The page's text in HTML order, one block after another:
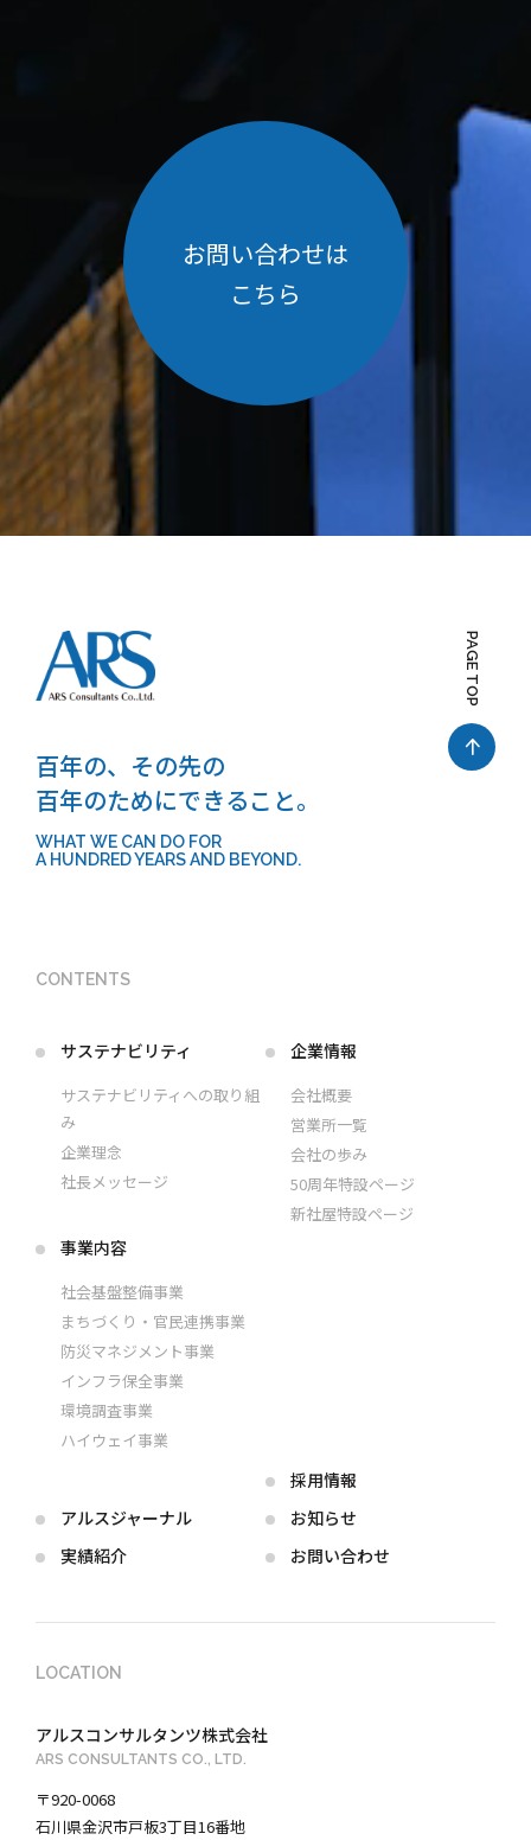
お問い合わせは
こちら
PAGE TOP
百年の、その先の
百年のためにできること。
WHAT WE CAN DO FOR
A HUNDRED YEARS AND BEYOND.
CONTENTS
サステナビリティ
サステナビリティへの取り組
み
企業理念
社長メッセージ
企業情報
会社概要
営業所一覧
会社の歩み
50周年特設ページ
新社屋特設ページ
事業内容
社会基盤整備事業
まちづくり・官民連携事業
防災マネジメント事業
インフラ保全事業
環境調査事業
ハイウェイ事業
アルスジャーナル
実績紹介
採用情報
お知らせ
お問い合わせ
LOCATION
アルスコンサルタンツ株式会社
ARS CONSULTANTS CO., LTD.
〒920-0068
石川県金沢市戸板3丁目16番地